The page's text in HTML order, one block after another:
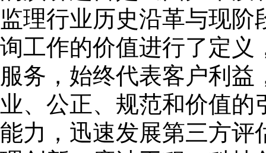
监理行业历史沿革与现
询工作的价值进行了定义
服务，始终代表客户利
业、公正、规范和价值
能力，迅速发展第三方评